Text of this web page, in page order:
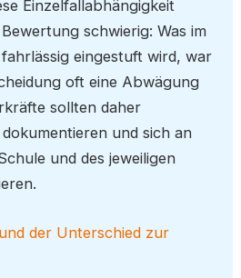
Einzelfallabhängigkeit
schwierig: Was im
eingestuft wird, war
oft eine Abwägung
sollten daher
und sich an
und des jeweiligen
der Unterschied zur